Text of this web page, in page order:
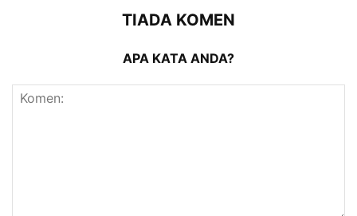
TIADA KOMEN
APA KATA ANDA?